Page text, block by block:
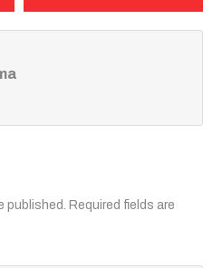
published. Required fields are